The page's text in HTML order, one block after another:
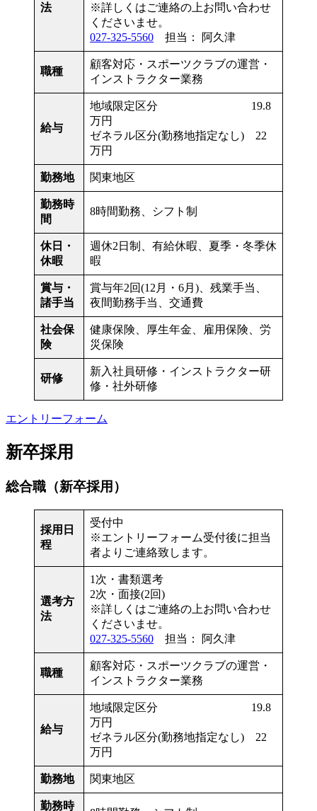
法
※詳しくはご連絡の上お問い合わせ
くださいませ。
027-325-5560 担当： 阿久津
職種
顧客対応・スポーツクラブの運営・
インストラクター業務
給与
地域限定区分 19.8
万円
ゼネラル区分(勤務地指定なし) 22
万円
勤務地 関東地区
勤務時
間
8時間勤務、シフト制
休日・
休暇
週休2日制、有給休暇、夏季・冬季休
暇
賞与・
諸手当
賞与年2回(12月・6月)、残業手当、
夜間勤務手当、交通費
社会保
険
健康保険、厚生年金、雇用保険、労
災保険
研修
新入社員研修・インストラクター研
修・社外研修
エントリーフォーム
新卒採用
総合職（新卒採用）
採用日
程
受付中
※エントリーフォーム受付後に担当
者よりご連絡致します。
選考方
法
1次・書類選考
2次・面接(2回)
※詳しくはご連絡の上お問い合わせ
くださいませ。
027-325-5560 担当： 阿久津
職種
顧客対応・スポーツクラブの運営・
インストラクター業務
給与
地域限定区分 19.8
万円
ゼネラル区分(勤務地指定なし) 22
万円
勤務地 関東地区
勤務時